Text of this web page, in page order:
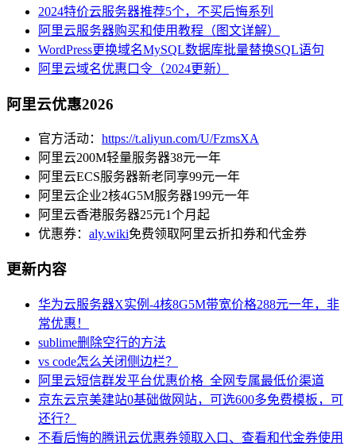
2024特价云服务器推荐5个，不买后悔系列
阿里云服务器购买和使用教程（图文详解）
WordPress更换域名MySQL数据库批量替换SQL语句
阿里云域名优惠口令（2024更新）
阿里云优惠2026
官方活动： https://t.aliyun.com/U/FzmsXA
阿里云200M轻量服务器38元一年
阿里云ECS服务器新老同享99元一年
阿里云企业2核4G5M服务器199元一年
阿里云香港服务器25元1个月起
优惠券： aly.wiki免费领取阿里云折扣券和代金券
更新内容
华为云服务器X实例-4核8G5M带宽价格288元一年，非
常优惠！
sublime删除空行的方法
vs code怎么关闭侧边栏？
阿里云短信群发平台优惠价格_全网专属最低价渠道
京东云京美建站0基础做网站，可选600多免费模板，可
还行？
不看后悔的腾讯云优惠券领取入口、查看和代金券使用